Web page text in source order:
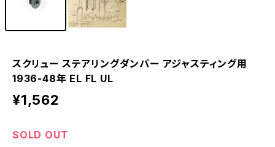
スクリュー ステアリングダンパー アジャスティング用
1936-48年 EL FL UL
¥1,562
SOLD OUT